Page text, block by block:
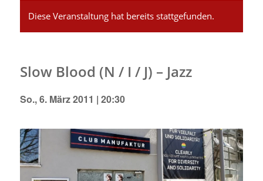
Diese Veranstaltung hat bereits stattgefunden.
Slow Blood (N / I / J) – Jazz
So., 6. März 2011 | 20:30